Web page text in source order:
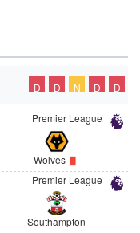
D D N D D
Premier League
Wolves
Premier League
Southampton